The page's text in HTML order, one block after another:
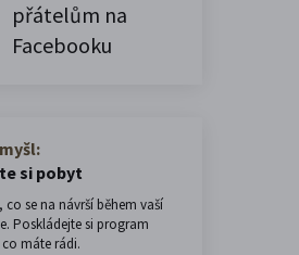
přátelům na
Facebooku
si pobyt
co se na návrší během vaší
Poskládejte si program
máte rádi.